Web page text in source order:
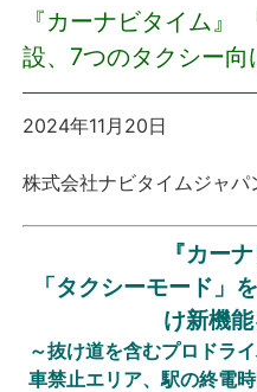
プレスリリース
プレスリリース
おしらせ
個人向けサービス
法人向けサービス
『カーナビタイム』
設、7つのタクシー
2024年11月20日
株式会社ナビタイムジャパ
『カー
「タクシーモード」
け新機
～抜け道を含むプロドラ
車禁止エリア、駅の終電